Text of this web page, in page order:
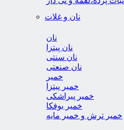
نان و غلات
نان
نان پیتزا
نان سنتی
نان صنعتی
خمیر
خمیر پیتزا
خمیر پیراشکی
خمیر یوفکا
خمیر ترش و خمیر مایه